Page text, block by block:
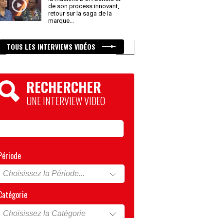
de son process innovant,
retour sur la saga de la
marque...
TOUS LES INTERVIEWS VIDÉOS
RECHERCHER
UNE INTERVIEW VIDEO